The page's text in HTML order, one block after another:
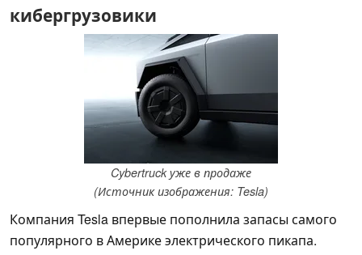
кибергрузовики
Cybertruck уже в продаже
(Источник изображения: Tesla)
Компания Tesla впервые пополнила запасы самого
популярного в Америке электрического пикапа.